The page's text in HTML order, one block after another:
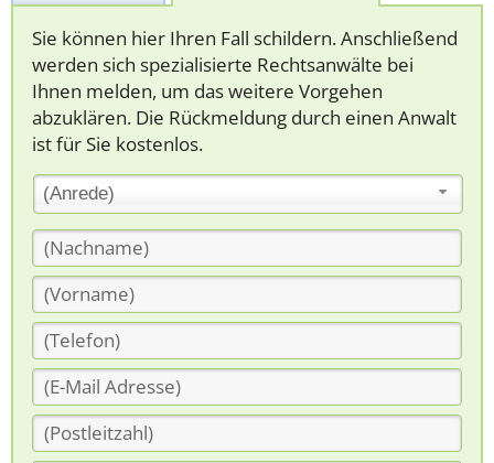
Sie können hier Ihren Fall schildern. Anschließend
werden sich spezialisierte Rechtsanwälte bei
Ihnen melden, um das weitere Vorgehen
abzuklären. Die Rückmeldung durch einen Anwalt
ist für Sie kostenlos.
(Anrede)